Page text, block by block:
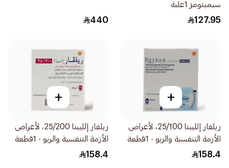
سيمبتومز 1علبة
127.95
440
+
ريلفار إلليبتا 25/100، لأعراض
الأزمة التنفسية والربو - 1قطعة
158.4
+
ريلفار إلليبتا 25/200، لأعراض
الأزمة التنفسية والربو - 1قطعة
158.4